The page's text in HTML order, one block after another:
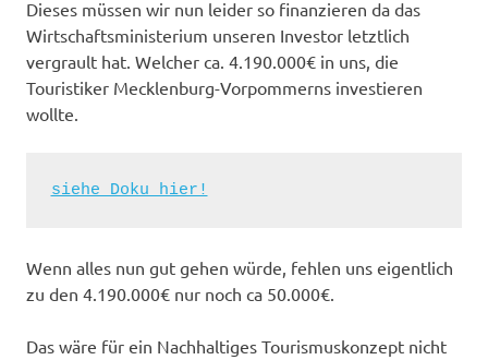
Dieses müssen wir nun leider so finanzieren da das
Wirtschaftsministerium unseren Investor letztlich
vergrault hat. Welcher ca. 4.190.000€ in uns, die
Touristiker Mecklenburg-Vorpommerns investieren
wollte.
siehe Doku hier!
Wenn alles nun gut gehen würde, fehlen uns eigentlich
zu den 4.190.000€ nur noch ca 50.000€.
Das wäre für ein Nachhaltiges Tourismuskonzept nicht